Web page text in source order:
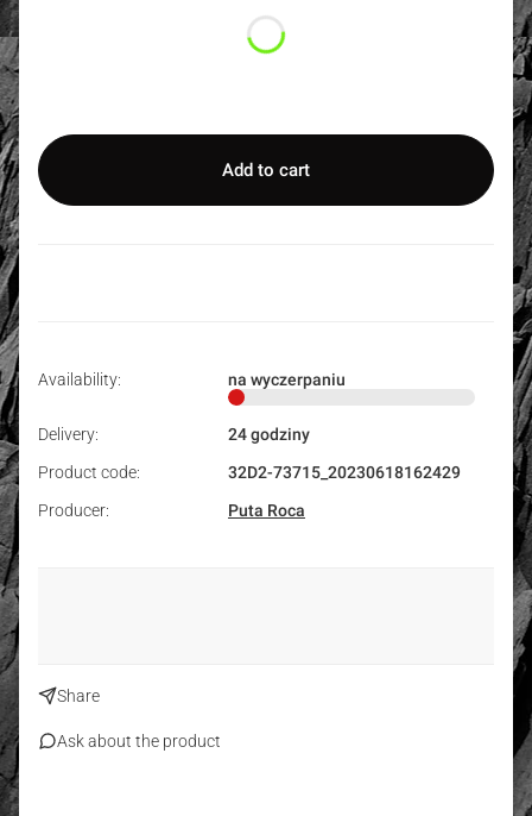
Add to cart
Availability: na wyczerpaniu
Delivery:
24 godziny
Product code:
32D2-73715_20230618162429
Producer:
Puta Roca
Share
Ask about the product